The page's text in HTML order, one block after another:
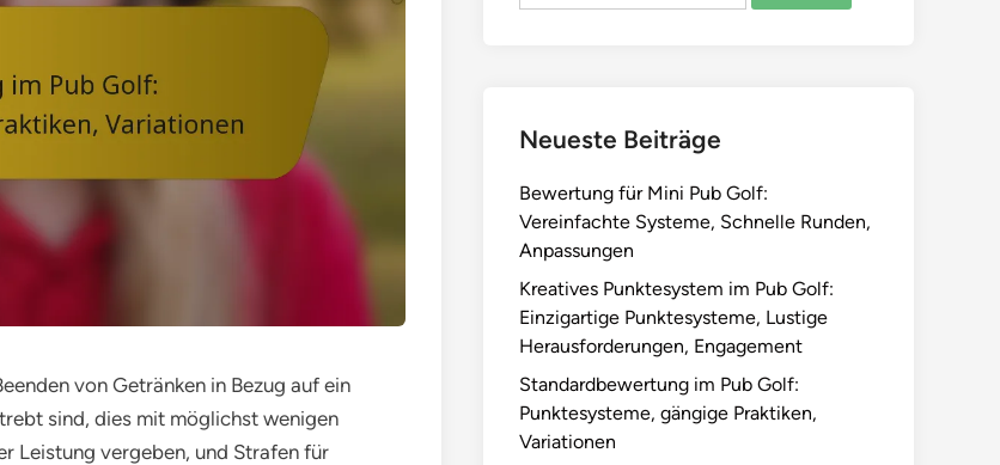
von Getränken in Bezug auf ein
sind, dies mit möglichst wenigen
Leistung vergeben, und Strafen für
Neueste Beiträge
Bewertung für Mini Pub Golf:
Vereinfachte Systeme, Schnelle Runden,
Anpassungen
Kreatives Punktesystem im Pub Golf:
Einzigartige Punktesysteme, Lustige
Herausforderungen, Engagement
Standardbewertung im Pub Golf:
Punktesysteme, gängige Praktiken,
Variationen